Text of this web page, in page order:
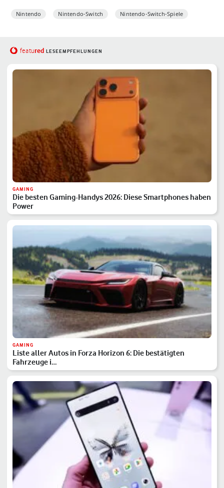
Nintendo Nintendo-Switch Nintendo-Switch-Spiele
featured LESEEMPFEHLUNGEN
GAMING
Die besten Gaming-Handys 2026: Diese Smartphones haben
Power
GAMING
Liste aller Autos in Forza Horizon 6: Die bestätigten
Fahrzeuge i…